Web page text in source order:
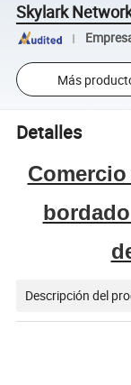
Skylark
Más
Detalles
Descripción del